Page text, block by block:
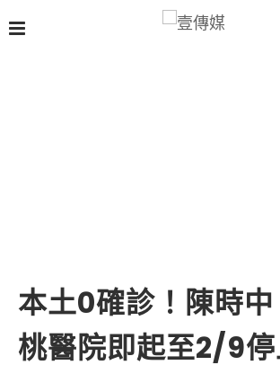
本土0確診！陳時
桃醫院即起至2/9